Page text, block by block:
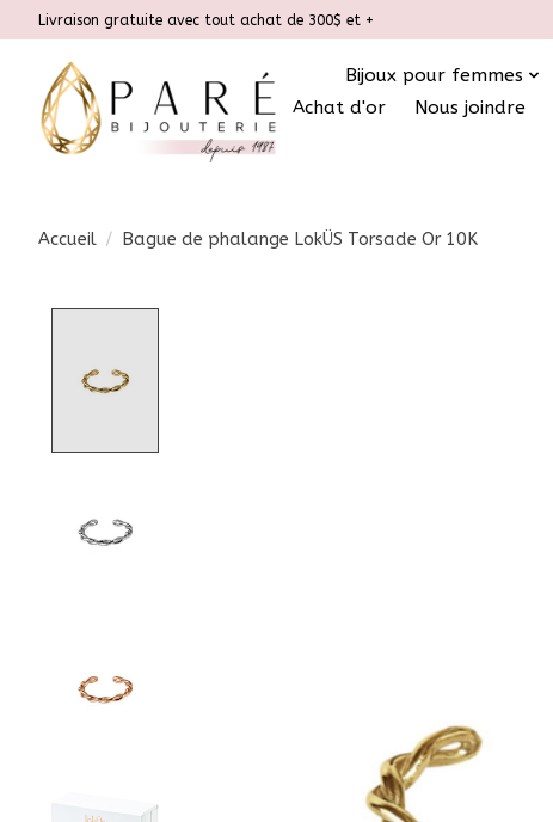
Livraison gratuite avec tout achat de 300$ et +
Bijoux pour femmes
Achat d'or
Nous joindre
Accueil / Bague de phalange LokÜS Torsade Or 10K